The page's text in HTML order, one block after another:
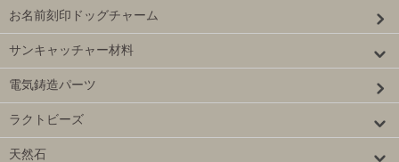
お名前刻印ドッグチャーム
サンキャッチャー材料
電気鋳造パーツ
ラクトビーズ
天然石